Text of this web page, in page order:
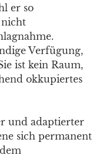
er so
nicht
Verfügung,
ist kein Raum,
okkupiertes
und adaptierter
sich permanent